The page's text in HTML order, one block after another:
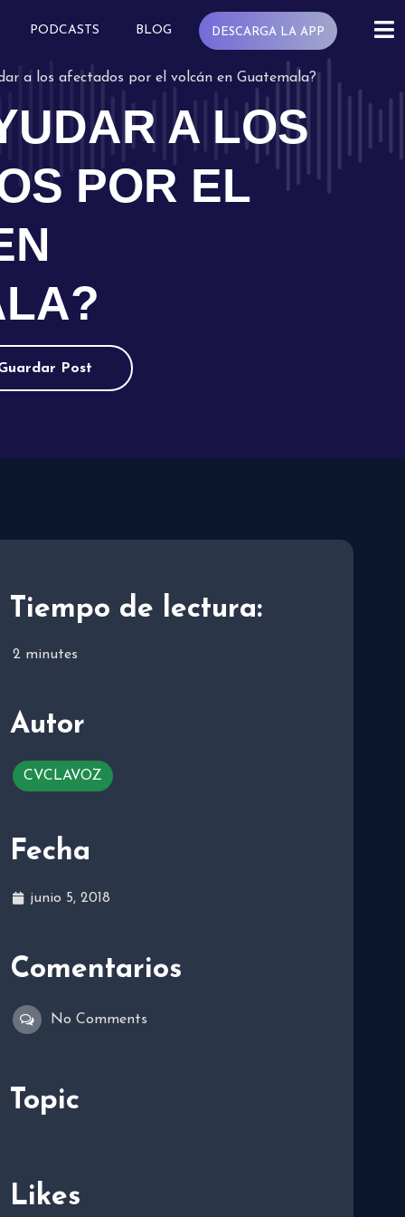
PODCASTS BLOG DESCARGA LA APP
a los afectados por el volcán en Guatemala?
A LOS
POR EL
Post
Tiempo de lectura:
2 minutes
Autor
CVCLAVOZ
Fecha
junio 5, 2018
Comentarios
No Comments
Topic
Likes